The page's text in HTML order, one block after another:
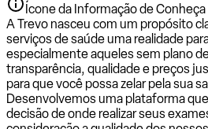
Ícone da Informação de Conheça
A Trevo nasceu com um propósito
serviços de saúde uma realidade
especialmente aqueles sem plano
transparência, qualidade e preços
para que você possa zelar pela sua
Desenvolvemos uma plataforma
decisão de onde realizar seus